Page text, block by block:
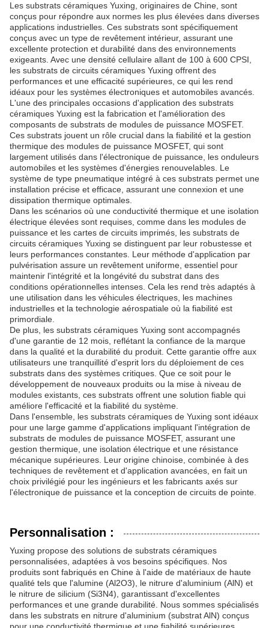
Les substrats céramiques Yuxing, originaires de Chine, sont
conçus pour répondre aux normes les plus élevées dans diverses
applications industrielles. Ces substrats sont spécifiquement
conçus avec un type de revêtement intérieur, assurant une
excellente protection et durabilité dans des environnements
exigeants. Avec une densité cellulaire allant de 100 à 600 CPSI,
les substrats de circuits céramiques Yuxing offrent des
performances et une efficacité supérieures, ce qui les rend
idéaux pour les systèmes électroniques et automobiles avancés.
L'une des principales occasions d'application des substrats
céramiques Yuxing est la fabrication et l'amélioration des
composants de substrats de modules de puissance MOSFET.
Ces substrats jouent un rôle crucial dans la fiabilité et la gestion
thermique des modules de puissance MOSFET, qui sont
largement utilisés dans l'électronique de puissance, les onduleurs
automobiles et les systèmes d'énergies renouvelables. Le
système de type pneumatique intégré à ces substrats permet une
installation précise et efficace, assurant une connexion et une
dissipation thermique optimales.
Dans les scénarios où une conductivité thermique et une isolation
électrique élevées sont requises, comme dans les modules de
puissance et les cartes de circuits imprimés, les substrats de
circuits céramiques Yuxing se distinguent par leur robustesse et
leurs performances constantes. Leur méthode d'application par
pulvérisation assure un revêtement uniforme, essentiel pour
maintenir l'intégrité et la longévité du substrat dans des
conditions opérationnelles intenses. Cela les rend très adaptés à
une utilisation dans les véhicules électriques, les machines
industrielles et la technologie aérospatiale où la fiabilité est
primordiale.
De plus, les substrats céramiques Yuxing sont accompagnés
d'une garantie de 12 mois, reflétant la confiance de la marque
dans la qualité et la durabilité du produit. Cette garantie offre aux
utilisateurs une tranquillité d'esprit lors du déploiement de ces
substrats dans des systèmes critiques. Que ce soit pour le
développement de nouveaux produits ou la mise à niveau de
modules existants, ces substrats offrent une solution fiable qui
améliore l'efficacité et la fiabilité du système.
Dans l'ensemble, les substrats céramiques de Yuxing sont idéaux
pour une large gamme d'applications impliquant l'intégration de
substrats de modules de puissance MOSFET, assurant une
gestion thermique, une isolation électrique et une résistance
mécanique supérieures. Leur origine chinoise, combinée à des
techniques de revêtement et d'application avancées, en fait un
choix privilégié pour les ingénieurs et les fabricants axés sur
l'électronique de puissance et la conception de circuits de pointe.
Personnalisation :
Yuxing propose des solutions de substrats céramiques
personnalisées, adaptées à vos besoins spécifiques. Nos
produits sont fabriqués en Chine à l'aide de matériaux de haute
qualité tels que l'alumine (Al2O3), le nitrure d'aluminium (AlN) et
le nitrure de silicium (Si3N4), garantissant d'excellentes
performances et une grande durabilité. Nous sommes spécialisés
dans les substrats en nitrure d'aluminium (substrat AlN) conçus